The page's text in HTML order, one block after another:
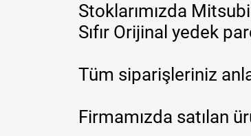
Stoklarımızda
Sıfır Orijinal yedek
Tüm siparişleriniz
Firmamızda satılan